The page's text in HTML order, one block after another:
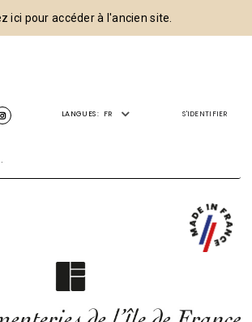
ici pour accéder à l'ancien site.
LANGUES : FR S'IDENTIFIER